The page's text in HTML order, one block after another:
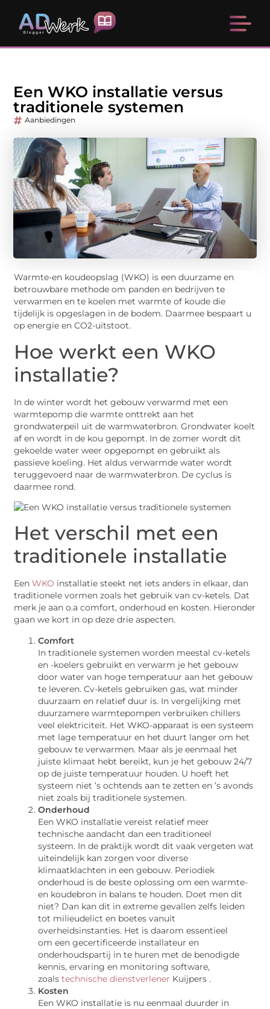
Een WKO installatie versus
traditionele systemen
Aanbiedingen
Warmte-en koudeopslag (WKO) is een duurzame en
betrouwbare methode om panden en bedrijven te
verwarmen en te koelen met warmte of koude die
tijdelijk is opgeslagen in de bodem. Daarmee bespaart u
op energie en CO2-uitstoot.
Hoe werkt een WKO
installatie?
In de winter wordt het gebouw verwarmd met een
warmtepomp die warmte onttrekt aan het
grondwaterpeil uit de warmwaterbron. Grondwater koelt
af en wordt in de kou gepompt. In de zomer wordt dit
gekoelde water weer opgepompt en gebruikt als
passieve koeling. Het aldus verwarmde water wordt
teruggevoerd naar de warmwaterbron. De cyclus is
daarmee rond.
Het verschil met een
traditionele installatie
EenWKO installatie steekt net iets anders in elkaar, dan
traditionele vormen zoals het gebruik van cv-ketels. Dat
merk je aan o.a comfort, onderhoud en kosten. Hieronder
gaan we kort in op deze drie aspecten.
Comfort
In traditionele systemen worden meestal cv-ketels
en -koelers gebruikt en verwarm je het gebouw
door water van hoge temperatuur aan het gebouw
te leveren. Cv-ketels gebruiken gas, wat minder
duurzaam en relatief duur is. In vergelijking met
duurzamere warmtepompen verbruiken chillers
veel elektriciteit. Het WKO-apparaat is een systeem
met lage temperatuur en het duurt langer om het
gebouw te verwarmen. Maar als je eenmaal het
juiste klimaat hebt bereikt, kun je het gebouw 24/7
op de juiste temperatuur houden. U hoeft het
systeem niet ’s ochtends aan te zetten en ’s avonds
niet zoals bij traditionele systemen.
Onderhoud
Een WKO installatie vereist relatief meer
technische aandacht dan een traditioneel
systeem. In de praktijk wordt dit vaak vergeten wat
uiteindelijk kan zorgen voor diverse
klimaatklachten in een gebouw. Periodiek
onderhoud is de beste oplossing om een warmte-
en koudebron in balans te houden. Doet men dit
niet? Dan kan dit in extreme gevallen zelfs leiden
tot milieudelict en boetes vanuit
overheidsinstanties. Het is daarom essentieel
om een gecertificeerde installateur en
onderhoudspartij in te huren met de benodigde
kennis, ervaring en monitoring software,
zoalstechnische dienstverlener Kuijpers .
Kosten
Een WKO installatie is nu eenmaal duurder in